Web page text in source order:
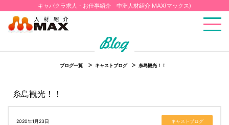
キャバクラ求人・お仕事紹介 中洲人材紹介 MAX(マックス)
ブログ一覧 キャストブログ 糸島観光！！
糸島観光！！
2020年1月23日 キャストブログ